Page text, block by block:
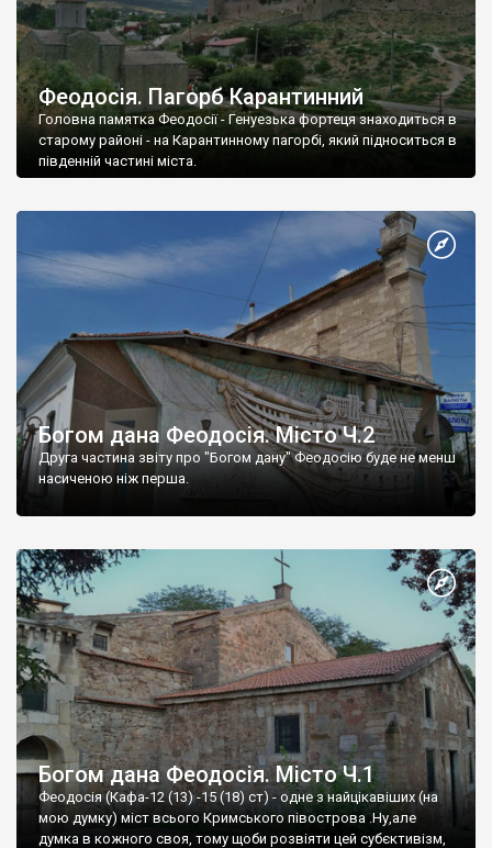
Феодосія. Пагорб Карантинний
Головна памятка Феодосії - Генуезька фортеця знаходиться в
старому районі - на Карантинному пагорбі, який підноситься в
південній частині міста.
Богом дана Феодосія. Місто Ч.2
Друга частина звіту про "Богом дану" Феодосію буде не менш
насиченою ніж перша.
Богом дана Феодосія. Місто Ч.1
Феодосія (Кафа-12 (13) -15 (18) ст) - одне з найцікавіших (на
мою думку) міст всього Кримського півострова .Ну,але
думка в кожного своя, тому щоби розвіяти цей субєктивізм,